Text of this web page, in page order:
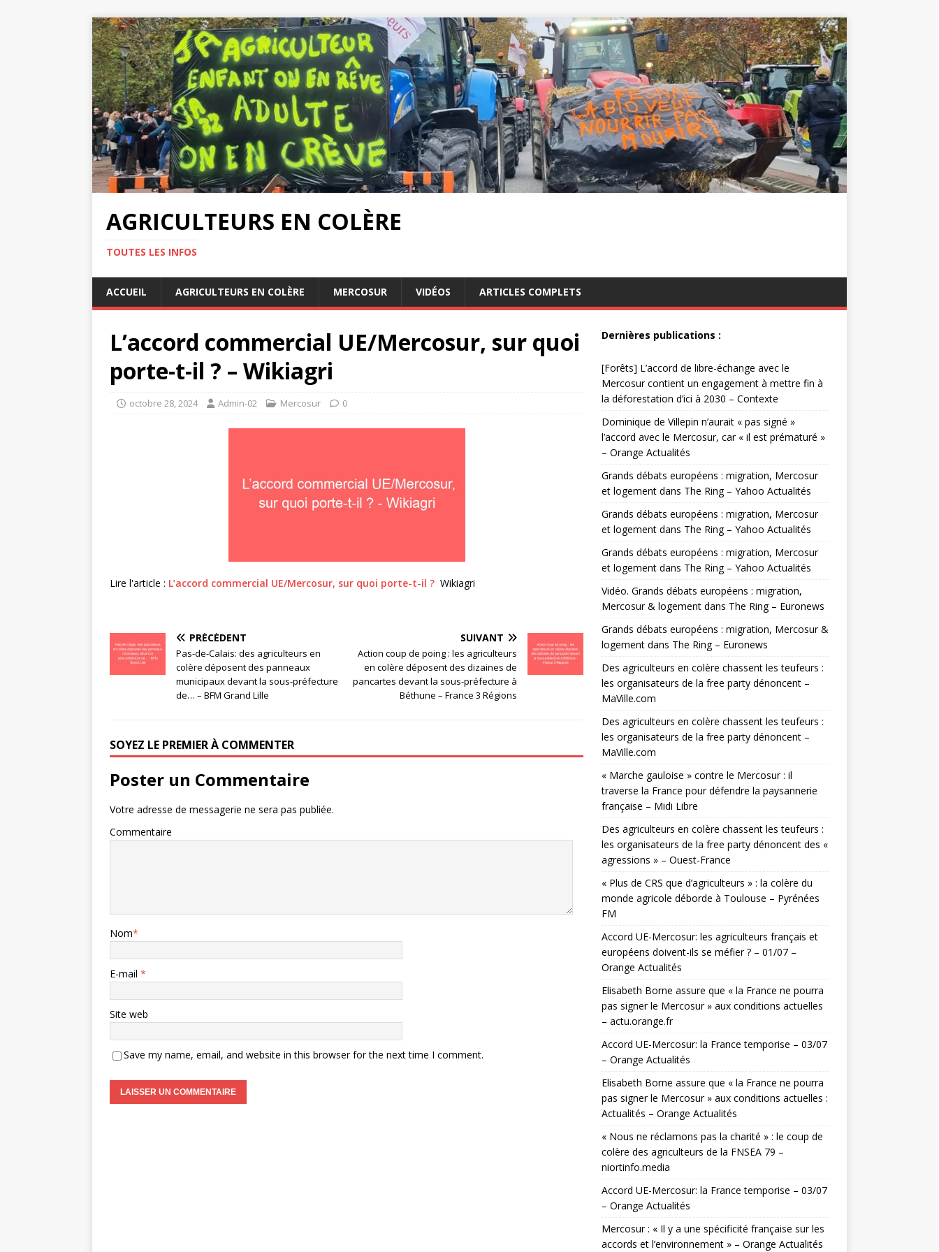
AGRICULTEURS EN COLÈRE
TOUTES LES INFOS
ACCUEIL AGRICULTEURS EN COLÈRE MERCOSUR VIDÉOS ARTICLES COMPLETS
L’accord commercial UE/Mercosur, sur quoi
porte-t-il ? – Wikiagri
octobre 28, 2024 Admin-02 Mercosur 0
Lire l'article : L’accord commercial UE/Mercosur, sur quoi porte-t-il ? Wikiagri
PRÉCÉDENT
Pas-de-Calais: des agriculteurs en
colère déposent des panneaux
municipaux devant la sous-préfecture
de… – BFM Grand Lille
SUIVANT
Action coup de poing : les agriculteurs
en colère déposent des dizaines de
pancartes devant la sous-préfecture à
Béthune – France 3 Régions
SOYEZ LE PREMIER À COMMENTER
Poster un Commentaire
Votre adresse de messagerie ne sera pas publiée.
Commentaire
Nom*
E-mail *
Site web
Save my name, email, and website in this browser for the next time I comment.
Dernières publications :
[Forêts] L’accord de libre-échange avec le
Mercosur contient un engagement à mettre fin à
la déforestation d’ici à 2030 – Contexte
Dominique de Villepin n’aurait « pas signé »
l’accord avec le Mercosur, car « il est prématuré »
– Orange Actualités
Grands débats européens : migration, Mercosur
et logement dans The Ring – Yahoo Actualités
Grands débats européens : migration, Mercosur
et logement dans The Ring – Yahoo Actualités
Grands débats européens : migration, Mercosur
et logement dans The Ring – Yahoo Actualités
Vidéo. Grands débats européens : migration,
Mercosur & logement dans The Ring – Euronews
Grands débats européens : migration, Mercosur &
logement dans The Ring – Euronews
Des agriculteurs en colère chassent les teufeurs :
les organisateurs de la free party dénoncent –
MaVille.com
Des agriculteurs en colère chassent les teufeurs :
les organisateurs de la free party dénoncent –
MaVille.com
« Marche gauloise » contre le Mercosur : il
traverse la France pour défendre la paysannerie
française – Midi Libre
Des agriculteurs en colère chassent les teufeurs :
les organisateurs de la free party dénoncent des «
agressions » – Ouest-France
« Plus de CRS que d’agriculteurs » : la colère du
monde agricole déborde à Toulouse – Pyrénées
FM
Accord UE-Mercosur: les agriculteurs français et
européens doivent-ils se méfier ? – 01/07 –
Orange Actualités
Elisabeth Borne assure que « la France ne pourra
pas signer le Mercosur » aux conditions actuelles
– actu.orange.fr
Accord UE-Mercosur: la France temporise – 03/07
– Orange Actualités
Elisabeth Borne assure que « la France ne pourra
pas signer le Mercosur » aux conditions actuelles :
Actualités – Orange Actualités
« Nous ne réclamons pas la charité » : le coup de
colère des agriculteurs de la FNSEA 79 –
niortinfo.media
Accord UE-Mercosur: la France temporise – 03/07
– Orange Actualités
Mercosur : « Il y a une spécificité française sur les
accords et l’environnement » – Orange Actualités